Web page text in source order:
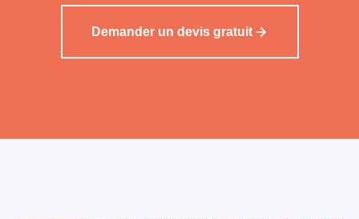
Demander un devis gratuit